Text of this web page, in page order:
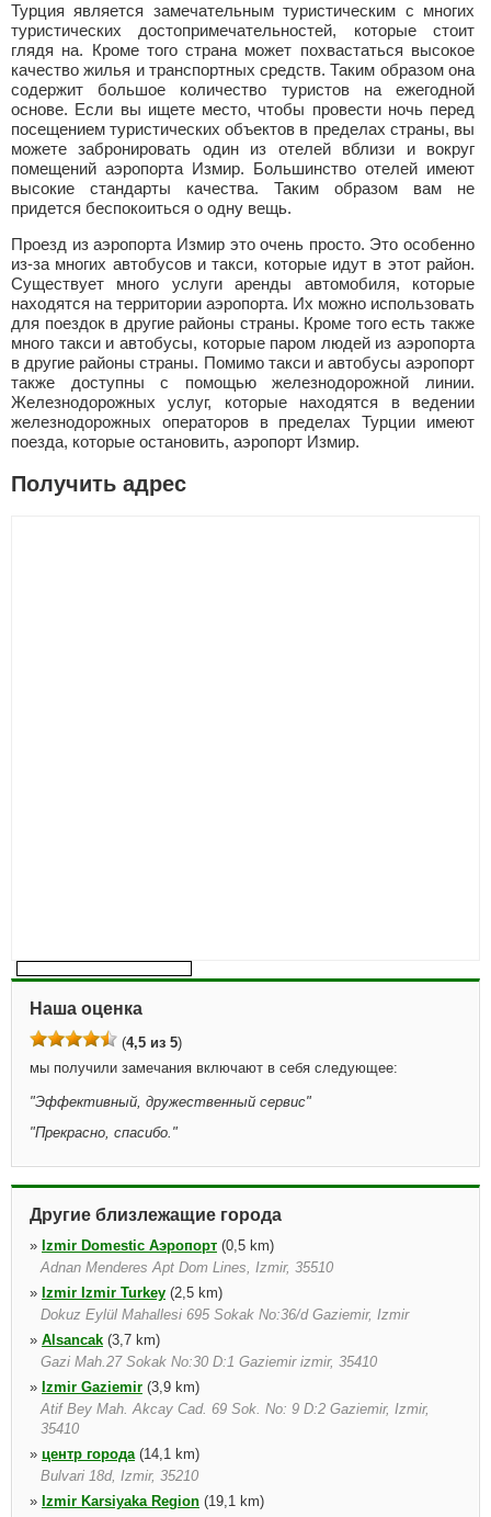
Турция является замечательным туристическим с многих
туристических достопримечательностей, которые стоит
глядя на. Кроме того страна может похвастаться высокое
качество жилья и транспортных средств. Таким образом она
содержит большое количество туристов на ежегодной
основе. Если вы ищете место, чтобы провести ночь перед
посещением туристических объектов в пределах страны, вы
можете забронировать один из отелей вблизи и вокруг
помещений аэропорта Измир. Большинство отелей имеют
высокие стандарты качества. Таким образом вам не
придется беспокоиться о одну вещь.
Проезд из аэропорта Измир это очень просто. Это особенно
из-за многих автобусов и такси, которые идут в этот район.
Существует много услуги аренды автомобиля, которые
находятся на территории аэропорта. Их можно использовать
для поездок в другие районы страны. Кроме того есть также
много такси и автобусы, которые паром людей из аэропорта
в другие районы страны. Помимо такси и автобусы аэропорт
также доступны с помощью железнодорожной линии.
Железнодорожных услуг, которые находятся в ведении
железнодорожных операторов в пределах Турции имеют
поезда, которые остановить, аэропорт Измир.
Получить адрес
Наша оценка
(4,5 из 5)
мы получили замечания включают в себя следующее:
"Эффективный, дружественный сервис"
"Прекрасно, спасибо. "
Другие близлежащие города
» Izmir Domestic Аэропорт (0,5 km)
Adnan Menderes Apt Dom Lines, Izmir, 35510
» Izmir Izmir Turkey (2,5 km)
Dokuz Eylül Mahallesi 695 Sokak No:36/d Gaziemir, Izmir
» Alsancak (3,7 km)
Gazi Mah.27 Sokak No:30 D:1 Gaziemir izmir, 35410
» Izmir Gaziemir (3,9 km)
Atif Bey Mah. Akcay Cad. 69 Sok. No: 9 D:2 Gaziemir, Izmir,
35410
» центр города(14,1 km)
Bulvari 18d, Izmir, 35210
» Izmir Karsiyaka Region (19,1 km)